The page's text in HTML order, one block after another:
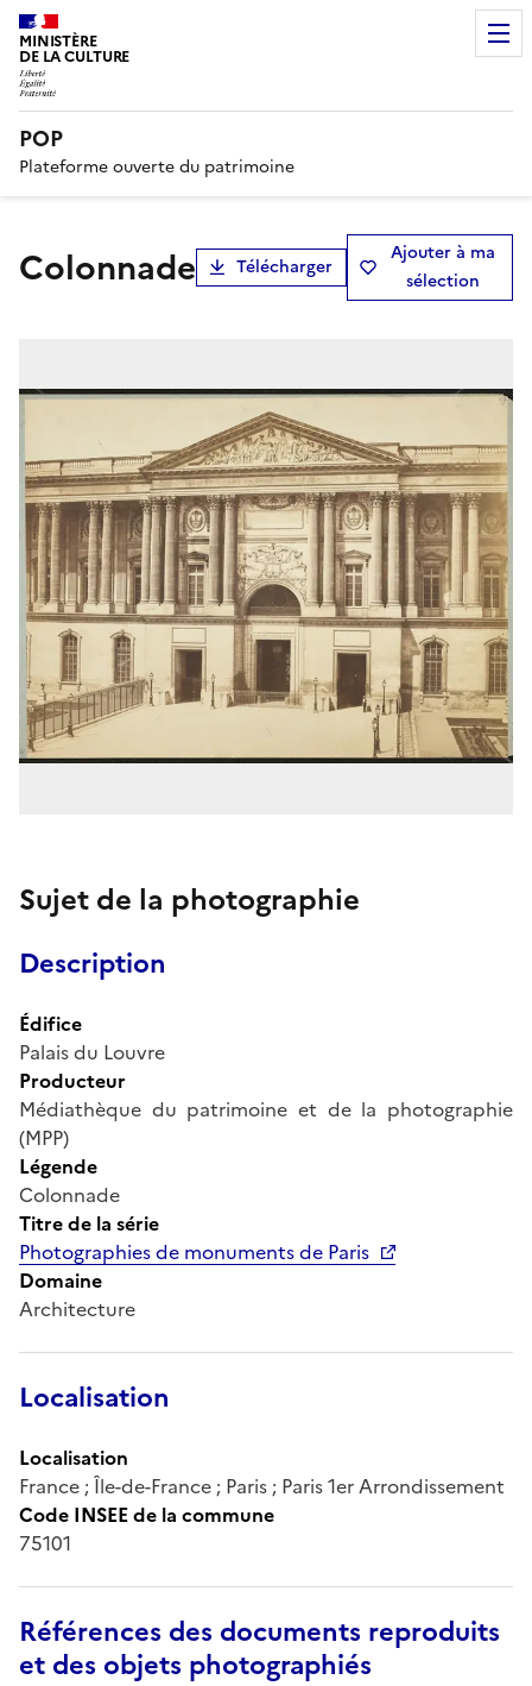
MINISTÈRE
DE LA CULTURE
POP
Plateforme ouverte du patrimoine
Colonnade Télécharger
Ajouter à ma
sélection
Sujet de la photographie
Description
Édifice
Palais du Louvre
Producteur
Médiathèque du patrimoine et de la photographie
(MPP)
Légende
Colonnade
Titre de la série
Photographies de monuments de Paris
Domaine
Architecture
Localisation
Localisation
France ; Île-de-France ; Paris ; Paris 1er Arrondissement
Code INSEE de la commune
75101
Références des documents reproduits
et des objets photographiés